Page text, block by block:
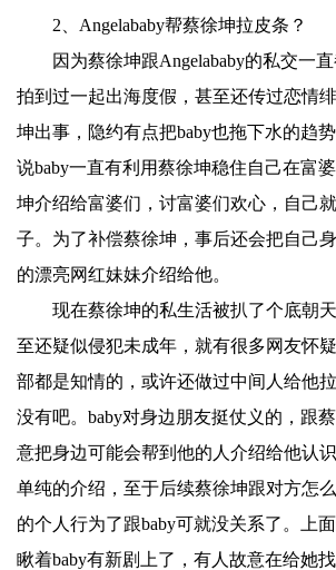
2、Angelababy帮蔡徐坤拉皮条？
因为蔡徐坤跟Angelababy的私交一
拍到过一起出海度假，甚至还传过恋情
坤出事，隐约有点把baby也拖下水的趋
说baby一直有利用蔡徐坤稳住自己在富
坤介绍给富婆们，讨富婆们欢心，自己
子。为了补偿蔡徐坤，事后还会把自己
的漂亮网红妹妹介绍给他。
现在蔡徐坤的私生活被扒了个底朝
至还疑似侵犯未成年，就有很多网友怀
部都是知情的，或许还做过中间人给他
没有吧。baby对身边朋友挺仗义的，跟
意把身边可能会帮到他的人介绍给他认
单纯的介绍，至于后续蔡徐坤跟对方怎
的个人行为了跟baby可就没关系了。上
瞅着baby有新剧上了，有人故意在给她找